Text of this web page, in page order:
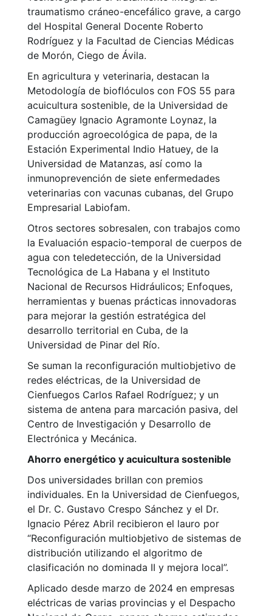
traumatismo cráneo-encefálico grave, a cargo
del Hospital General Docente Roberto
Rodríguez y la Facultad de Ciencias Médicas
de Morón, Ciego de Ávila.
En agricultura y veterinaria, destacan la
Metodología de bioflóculos con FOS 55 para
acuicultura sostenible, de la Universidad de
Camagüey Ignacio Agramonte Loynaz, la
producción agroecológica de papa, de la
Estación Experimental Indio Hatuey, de la
Universidad de Matanzas, así como la
inmunoprevención de siete enfermedades
veterinarias con vacunas cubanas, del Grupo
Empresarial Labiofam.
Otros sectores sobresalen, con trabajos como
la Evaluación espacio-temporal de cuerpos de
agua con teledetección, de la Universidad
Tecnológica de La Habana y el Instituto
Nacional de Recursos Hidráulicos; Enfoques,
herramientas y buenas prácticas innovadoras
para mejorar la gestión estratégica del
desarrollo territorial en Cuba, de la
Universidad de Pinar del Río.
Se suman la reconfiguración multiobjetivo de
redes eléctricas, de la Universidad de
Cienfuegos Carlos Rafael Rodríguez; y un
sistema de antena para marcación pasiva, del
Centro de Investigación y Desarrollo de
Electrónica y Mecánica.
Ahorro energético y acuicultura sostenible
Dos universidades brillan con premios
individuales. En la Universidad de Cienfuegos,
el Dr. C. Gustavo Crespo Sánchez y el Dr.
Ignacio Pérez Abril recibieron el lauro por
“Reconfiguración multiobjetivo de sistemas de
distribución utilizando el algoritmo de
clasificación no dominada II y mejora local”.
Aplicado desde marzo de 2024 en empresas
eléctricas de varias provincias y el Despacho